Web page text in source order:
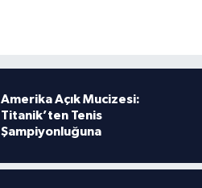
Amerika Açık Mucizesi:
Titanik’ten Tenis
Şampiyonluğuna